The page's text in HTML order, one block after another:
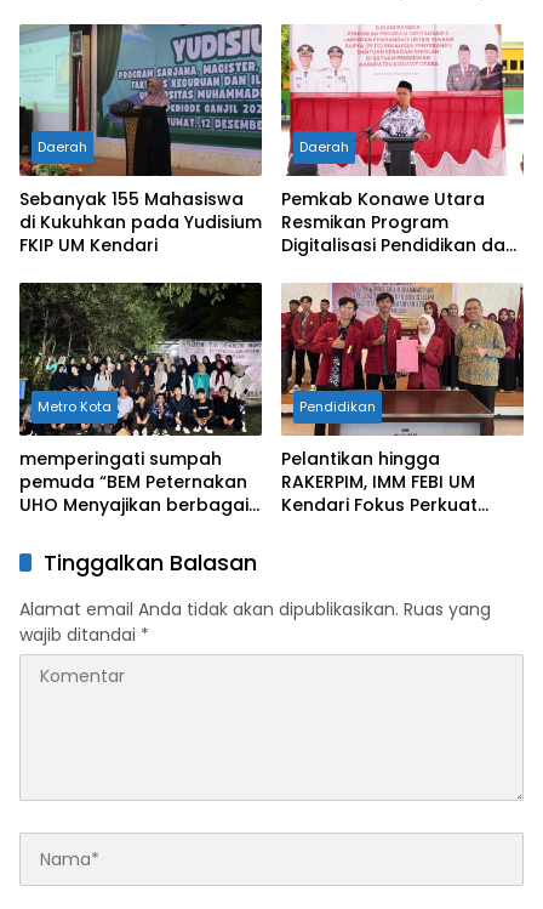
Potensial untuk Ummat
Daerah
Sebanyak 155 Mahasiswa
di Kukuhkan pada Yudisium
FKIP UM Kendari
Daerah
Pemkab Konawe Utara
Resmikan Program
Digitalisasi Pendidikan dan
Peringatan HGN ke-80
Metro Kota
memperingati sumpah
pemuda “BEM Peternakan
UHO Menyajikan berbagai
Pendidikan
Pelantikan hingga
RAKERPIM, IMM FEBI UM
Kendari Fokus Perkuat
Tinggalkan Balasan
Alamat email Anda tidak akan dipublikasikan. Ruas yang
wajib ditandai *